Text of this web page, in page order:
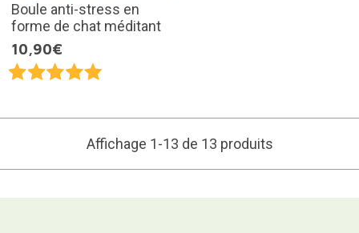
Boule anti-stress en
forme de chat méditant
10,90€
Affichage 1-13 de 13 produits